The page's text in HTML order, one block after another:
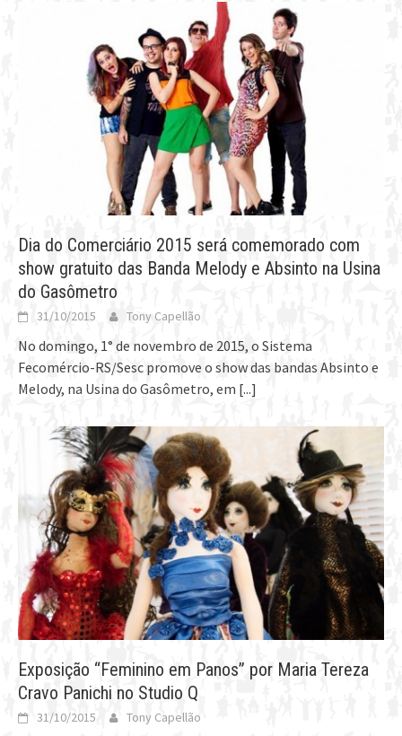
Dia do Comerciário 2015 será comemorado com
show gratuito das Banda Melody e Absinto na Usina
do Gasômetro
31/10/2015 Tony Capellão
No domingo, 1° de novembro de 2015, o Sistema
Fecomércio-RS/Sesc promove o show das bandas Absinto e
Melody, na Usina do Gasômetro, em [...]
Exposição “Feminino em Panos” por Maria Tereza
Cravo Panichi no Studio Q
31/10/2015 Tony Capellão